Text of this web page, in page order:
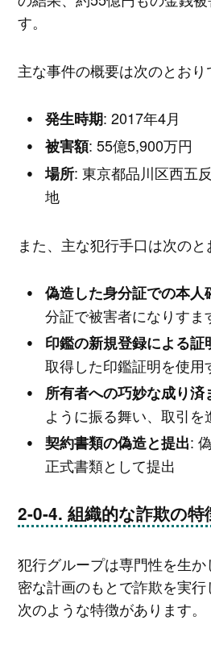
す。
主な事件の概要は次のとおり
発生時期: 2017年4月
被害額: 55億5,900万円
場所: 東京都品川区西五
地
また、主な犯行手口は次のと
偽造した身分証での本人
分証で被害者になりすま
印鑑の新規登録による証
取得した印鑑証明を使用
所有者への巧妙な成り済
ように振る舞い、取引を
契約書類の偽造と提出:
正式書類として提出
組織的な詐欺の特
犯行グループは専門性を生
密な計画のもとで詐欺を実
次のような特徴があります。